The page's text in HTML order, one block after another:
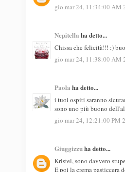
gio mar 24, 11:34:00 AM
Nepitella ha detto...
Chissa che felicità!!! :)
gio mar 24, 11:38:00 AM
Paola ha detto...
i tuoi ospiti saranno
sono uno più buono
gio mar 24, 12:21:00 PM
Giuggizzuha detto...
Kristel, sono davvero
E poi la crema pasticcera